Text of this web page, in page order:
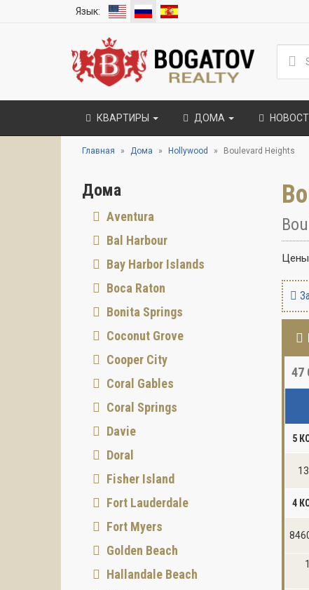
Язык:
КВАРТИРЫ ДОМА
Главная Дома Hollywood Boulevard Heights
47
5
4
Дома
Aventura
Bal Harbour
Bay Harbor Islands
Boca Raton
Bonita Springs
Coconut Grove
Cooper City
Coral Gables
Coral Springs
Davie
Doral
Fisher Island
Fort Lauderdale
Fort Myers
Golden Beach
Hallandale Beach